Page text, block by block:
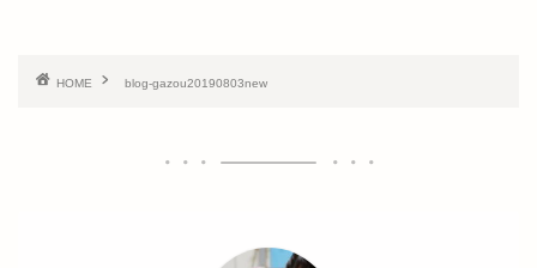
HOME blog-gazou20190803new